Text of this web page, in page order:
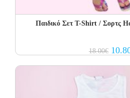
Παιδικό Σετ T-Shirt / Σορτς
18.00€
price